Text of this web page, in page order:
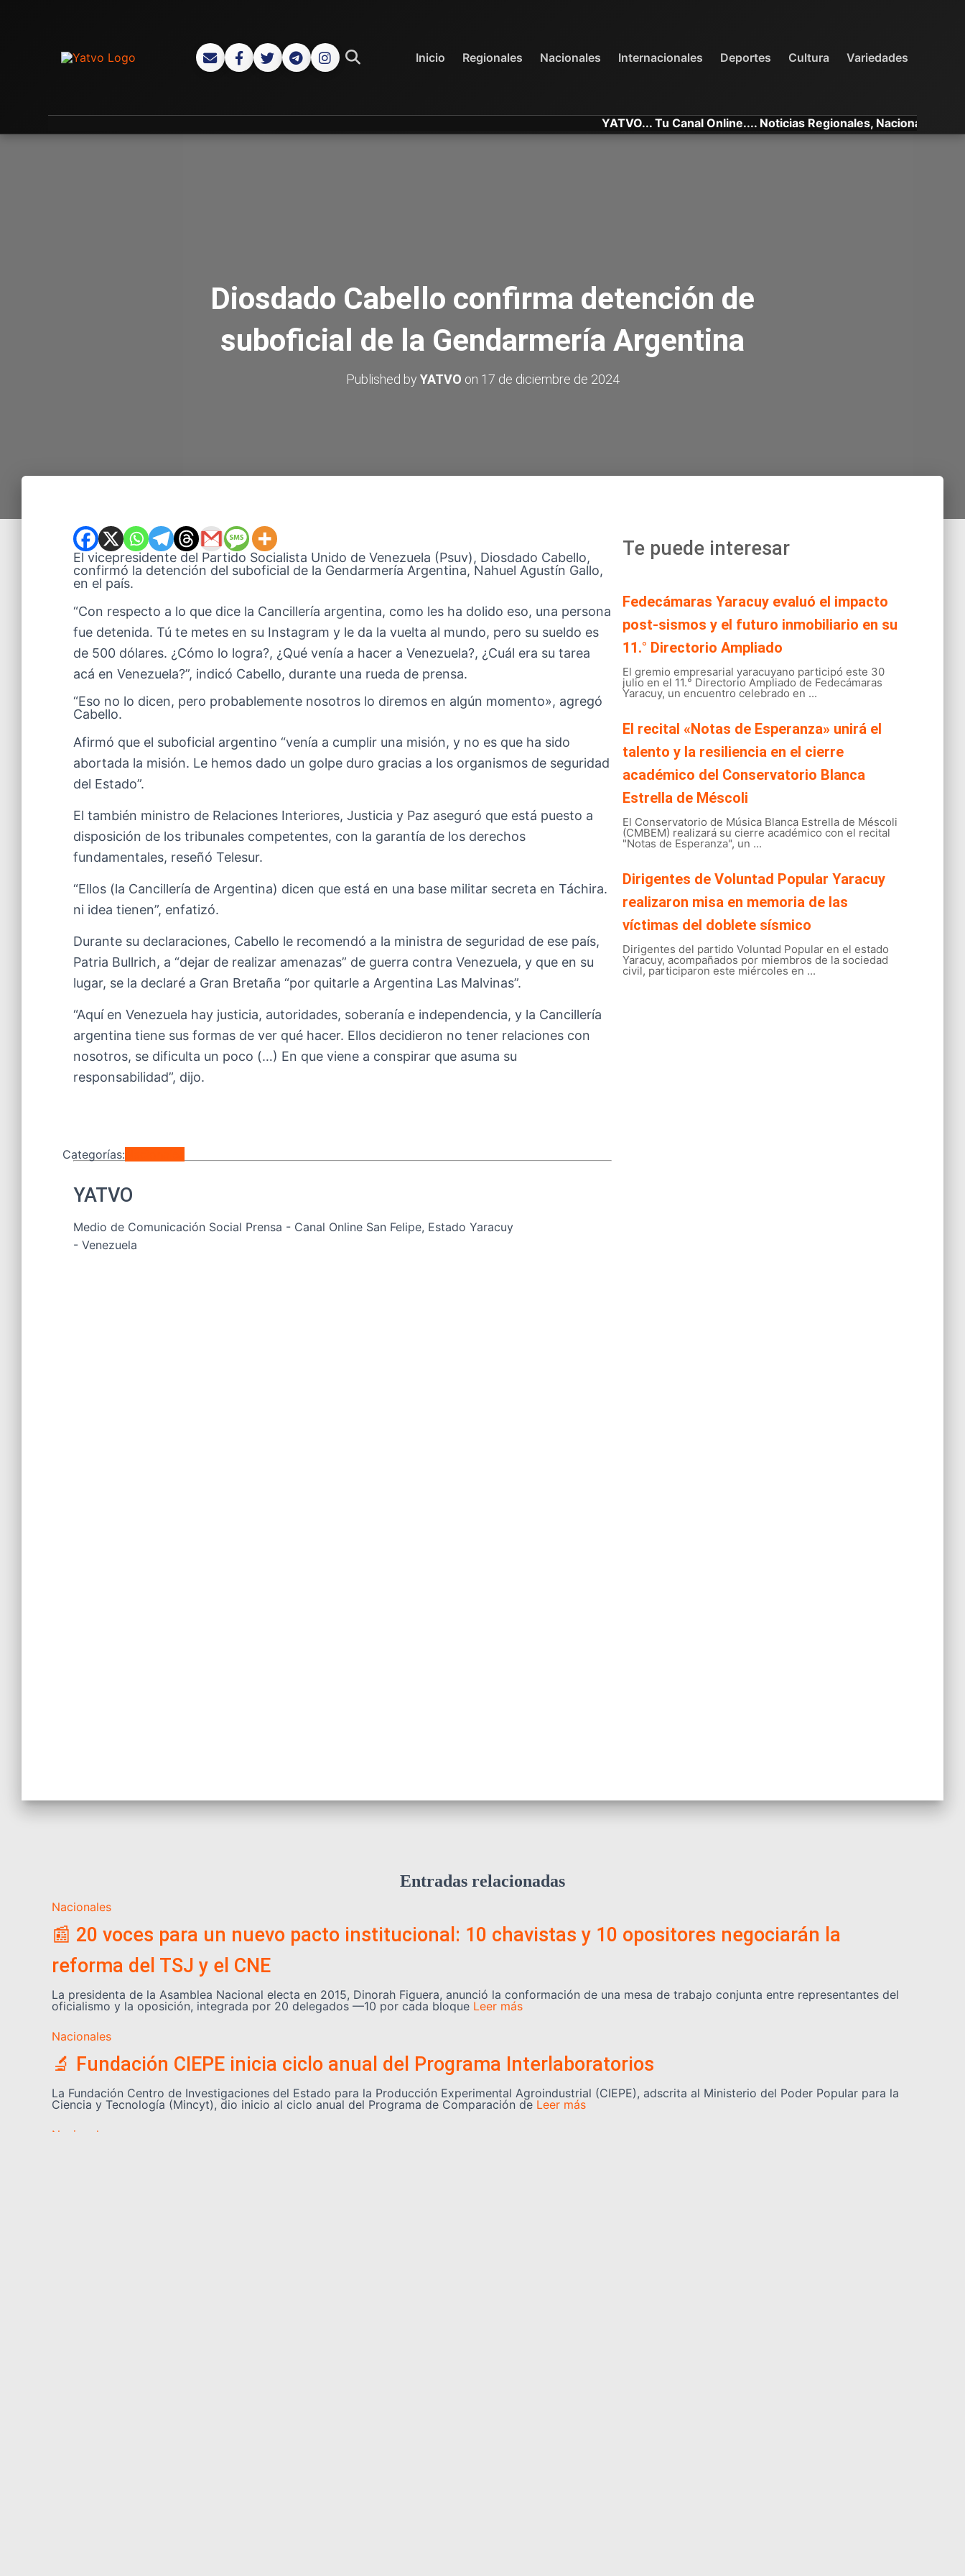
Inicio Regionales Nacionales Internacionales Deportes Cultura Variedades
YATVO... Tu Canal Online.... Noticias Regionales, Nacionales e
Diosdado Cabello confirma detención de
suboficial de la Gendarmería Argentina
Published by YATVO on 17 de diciembre de 2024
El vicepresidente del Partido Socialista Unido de Venezuela (Psuv), Diosdado Cabello,
confirmó la detención del suboficial de la Gendarmería Argentina, Nahuel Agustín Gallo,
en el país.
“Con respecto a lo que dice la Cancillería argentina, como les ha dolido eso, una persona
fue detenida. Tú te metes en su Instagram y le da la vuelta al mundo, pero su sueldo es
de 500 dólares. ¿Cómo lo logra?, ¿Qué venía a hacer a Venezuela?, ¿Cuál era su tarea
acá en Venezuela?”, indicó Cabello, durante una rueda de prensa.
“Eso no lo dicen, pero probablemente nosotros lo diremos en algún momento», agregó
Cabello.
Afirmó que el suboficial argentino “venía a cumplir una misión, y no es que ha sido
abortada la misión. Le hemos dado un golpe duro gracias a los organismos de seguridad
del Estado”.
El también ministro de Relaciones Interiores, Justicia y Paz aseguró que está puesto a
disposición de los tribunales competentes, con la garantía de los derechos
fundamentales, reseñó Telesur.
“Ellos (la Cancillería de Argentina) dicen que está en una base militar secreta en Táchira.
ni idea tienen”, enfatizó.
Durante su declaraciones, Cabello le recomendó a la ministra de seguridad de ese país,
Patria Bullrich, a “dejar de realizar amenazas” de guerra contra Venezuela, y que en su
lugar, se la declaré a Gran Bretaña “por quitarle a Argentina Las Malvinas”.
“Aquí en Venezuela hay justicia, autoridades, soberanía e independencia, y la Cancillería
argentina tiene sus formas de ver qué hacer. Ellos decidieron no tener relaciones con
nosotros, se dificulta un poco (…) En que viene a conspirar que asuma su
responsabilidad”, dijo.
Categorías:
YATVO
Medio de Comunicación Social Prensa - Canal Online San Felipe, Estado Yaracuy
- Venezuela
Te puede interesar
Fedecámaras Yaracuy evaluó el impacto
post-sismos y el futuro inmobiliario en su
11.° Directorio Ampliado
El gremio empresarial yaracuyano participó este 30
julio en el 11.° Directorio Ampliado de Fedecámaras
Yaracuy, un encuentro celebrado en ...
El recital «Notas de Esperanza» unirá el
talento y la resiliencia en el cierre
académico del Conservatorio Blanca
Estrella de Méscoli
El Conservatorio de Música Blanca Estrella de Méscoli
(CMBEM) realizará su cierre académico con el recital
"Notas de Esperanza", un ...
Dirigentes de Voluntad Popular Yaracuy
realizaron misa en memoria de las
víctimas del doblete sísmico
Dirigentes del partido Voluntad Popular en el estado
Yaracuy, acompañados por miembros de la sociedad
civil, participaron este miércoles en ...
Entradas relacionadas
Nacionales
📰 20 voces para un nuevo pacto institucional: 10 chavistas y 10 opositores negociarán la
reforma del TSJ y el CNE
La presidenta de la Asamblea Nacional electa en 2015, Dinorah Figuera, anunció la conformación de una mesa de trabajo conjunta entre representantes del
oficialismo y la oposición, integrada por 20 delegados —10 por cada bloque Leer más
Nacionales
🔬 Fundación CIEPE inicia ciclo anual del Programa Interlaboratorios
La Fundación Centro de Investigaciones del Estado para la Producción Experimental Agroindustrial (CIEPE), adscrita al Ministerio del Poder Popular para la
Ciencia y Tecnología (Mincyt), dio inicio al ciclo anual del Programa de Comparación de Leer más
Nacionales